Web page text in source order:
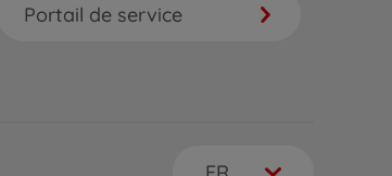
Portail de service